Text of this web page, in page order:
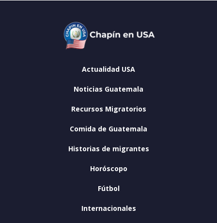
Actualidad USA
Noticias Guatemala
Recursos Migratorios
Comida de Guatemala
Historias de migrantes
Horóscopo
Fútbol
Internacionales